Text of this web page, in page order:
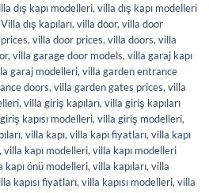
dış kapı modelleri,villa dış kapı modelleri
Villa dış kapıları,villa door,villa door
,villa door prices,villa doors,villa
,villa garage door models,villa garaj kapı
garaj modelleri,villa garden entrance
doors,villa garden gates prices,villa
,villa giriş kapıları,villa giriş kapıları
kapısı modelleri,villa giriş modelleri,
,villa kapı,villa kapı fiyatları,villa kapı
,villa kapı modelleri,villa kapı modelleri
kapı önü modelleri,villa kapıları,villa
kapısı fiyatları,villa kapısı modelleri,villa